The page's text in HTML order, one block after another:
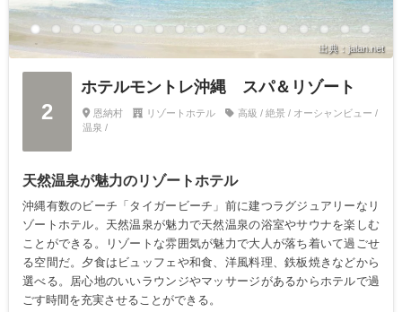
出典：jalan.net
2
ホテルモントレ沖縄 スパ＆リゾート
恩納村 リゾートホテル
高級 / 絶景 / オーシャンビュー /
温泉 /
天然温泉が魅力のリゾートホテル
沖縄有数のビーチ「タイガービーチ」前に建つラグジュアリーなリ
ゾートホテル。天然温泉が魅力で天然温泉の浴室やサウナを楽しむ
ことができる。リゾートな雰囲気が魅力で大人が落ち着いて過ごせ
る空間だ。夕食はビュッフェや和食、洋風料理、鉄板焼きなどから
選べる。居心地のいいラウンジやマッサージがあるからホテルで過
ごす時間を充実させることができる。